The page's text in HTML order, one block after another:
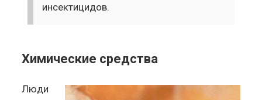
инсектицидов.
Химические средства
Люди